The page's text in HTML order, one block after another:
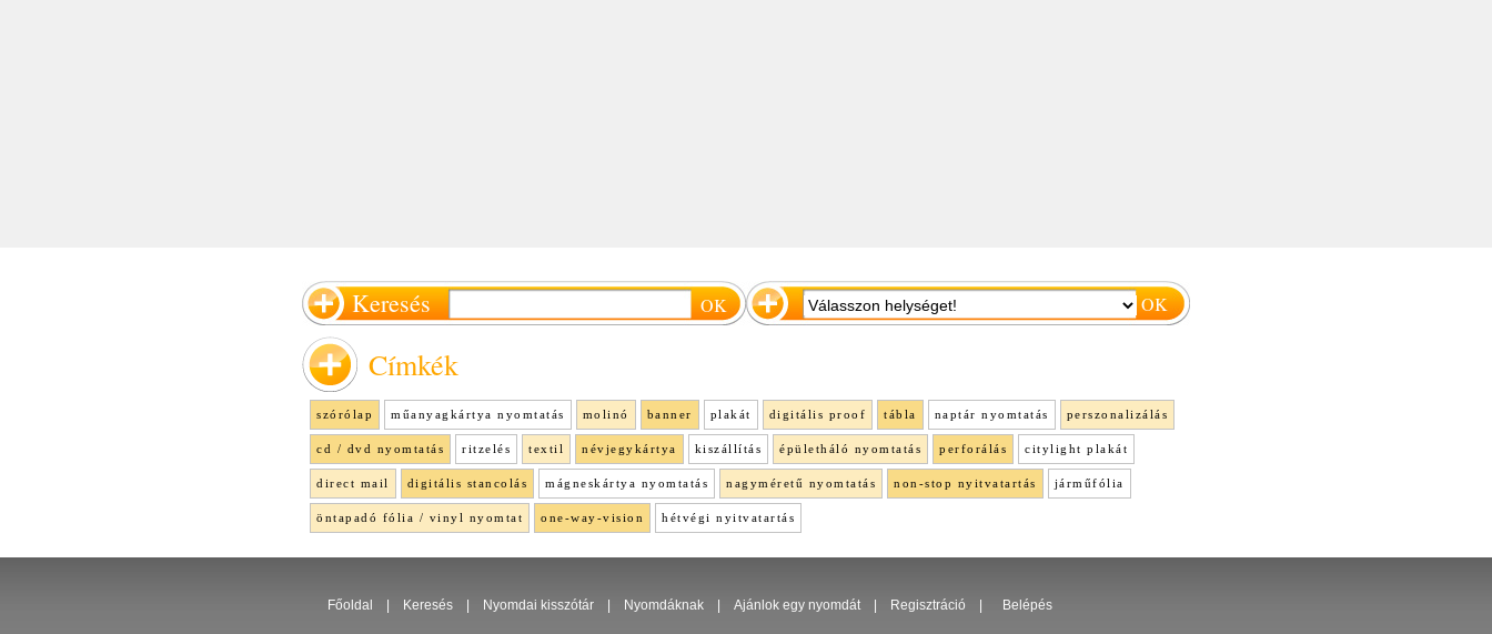
Keresés
Címkék
szórólap műanyagkártya nyomtatás molinó banner plakát digitális proof tábla naptár nyomtatás perszonalizálás
cd / dvd nyomtatás ritzelés textil névjegykártya kiszállítás épületháló nyomtatás perforálás citylight plakát
direct mail digitális stancolás mágneskártya nyomtatás nagyméretű nyomtatás non-stop nyitvatartás járműfólia
öntapadó fólia / vinyl nyomtat one-way-vision hétvégi nyitvatartás
Főoldal Keresés Nyomdai kisszótár Nyomdáknak Ajánlok egy nyomdát Regisztráció Belépés